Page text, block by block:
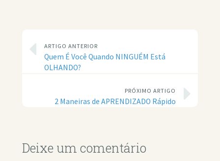
ARTIGO ANTERIOR
Quem É Você Quando NINGUÉM Está
OLHANDO?
PRÓXIMO ARTIGO
2 Maneiras de APRENDIZADO Rápido
Deixe um comentário